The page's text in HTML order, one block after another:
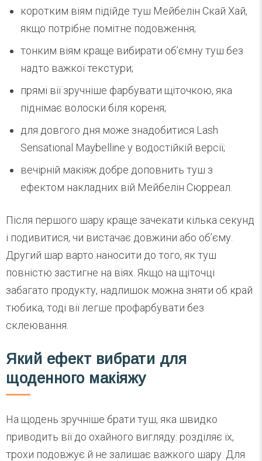
коротким віям підійде туш Мейбелін Скай Хай,
якщо потрібне помітне подовження;
тонким віям краще вибирати об’ємну туш без
надто важкої текстури;
прямі вії зручніше фарбувати щіточкою, яка
піднімає волоски біля кореня;
для довгого дня може знадобитися Lash
Sensational Maybelline у водостійкій версії;
вечірній макіяж добре доповнить туш з
ефектом накладних вій Мейбелін Сюрреал.
Після першого шару краще зачекати кілька секунд
і подивитися, чи вистачає довжини або об’єму.
Другий шар варто наносити до того, як туш
повністю застигне на віях. Якщо на щіточці
забагато продукту, надлишок можна зняти об край
тюбика, тоді вії легше профарбувати без
склеювання.
Який ефект вибрати для
щоденного макіяжу
На щодень зручніше брати туш, яка швидко
приводить вії до охайного вигляду: розділяє їх,
трохи подовжує й не залишає важкого шару. Для